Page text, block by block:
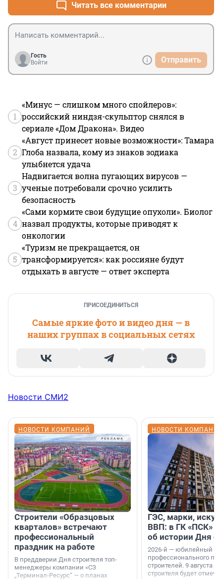
Читать все комментарии
Гость
Войти
Отправить
1
«Минус — слишком много спойлеров»:
российский ниндзя-скульптор снялся в
сериале «Дом Дракона». Видео
2
«Август принесет новые возможности»: Тамара
Глоба назвала, кому из знаков зодиака
улыбнется удача
3
Надвигается волна пугающих вирусов —
ученые потребовали срочно усилить
безопасность
4
«Сами кормите свои будущие опухоли». Биолог
назвал продукты, которые приводят к
онкологии
5
«Туризм не прекращается, он
трансформируется»: как россияне будут
отдыхать в августе — ответ эксперта
ПРИСОЕДИНИТЬСЯ
Самые яркие фото и видео дня — в
наших группах в социальных сетях
Новости СМИ2
НОВОСТИ КОМПАНИЙ
Строители «Образцовых
кварталов» встречают
профессиональный
праздник на работе
В преддверии Дня строителя топ-
менеджеры компании «СЗ
„Терминал-Ресурс“ — о планах
НОВОСТИ
ГЭС, марки,
ВВП: в ГК «ПСК»
об истории Дня
2026-й — юбилейный
профессионального
строителей. 9 августа
строителя будет